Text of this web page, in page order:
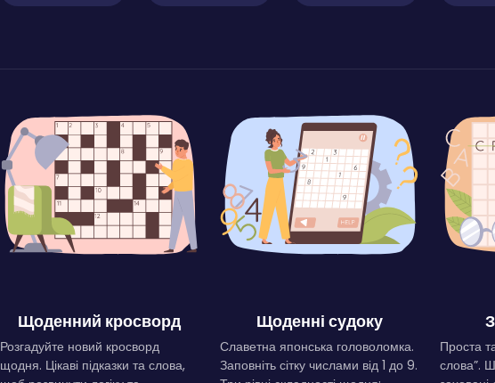
Щоденний кросворд
Розгадуйте новий кросворд
щодня. Цікаві підказки та слова,
Щоденні судоку
Славетна японська головоломка.
Заповніть сітку числами від 1 до 9.
Проста
слова”.